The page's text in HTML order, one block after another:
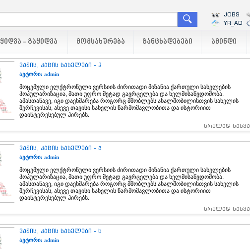
JOBS
YR_AD
ᲧᲘᲓᲕᲐ - ᲒᲐᲧᲘᲓᲕᲐ ᲛᲝᲛᲡᲐᲮᲣᲠᲔᲑᲐ ᲒᲐᲜᲪᲮᲐᲓᲔᲑᲔᲑᲘ ᲐᲛᲘᲜᲓᲘ
ვაჟის, კაცის სახელები - ჰ
ავტორი: admin
მოცემული ელქტრონული ვერსიის ძირითადი მიზანია ქართული სახელების
პოპულარიზაცია, მათი უფრო მეტად გავრცელება და ხელმისაწვდომობა.
ამასთანავე, იგი დაეხმარება როგორც მშობლებს ახალშობილისთვის სახელის
შერჩევისას, ასევე თავისი სახელის წარმომავლობითა და ისტორიით
დაინტერესებულ პირებს.
სრულად ნახვა
ვაჟის, კაცის სახელები - ჯ
ავტორი: admin
მოცემული ელქტრონული ვერსიის ძირითადი მიზანია ქართული სახელების
პოპულარიზაცია, მათი უფრო მეტად გავრცელება და ხელმისაწვდომობა.
ამასთანავე, იგი დაეხმარება როგორც მშობლებს ახალშობილისთვის სახელის
შერჩევისას, ასევე თავისი სახელის წარმომავლობითა და ისტორიით
დაინტერესებულ პირებს.
სრულად ნახვა
ვაჟის, კაცის სახელები - ხ
ავტორი: admin